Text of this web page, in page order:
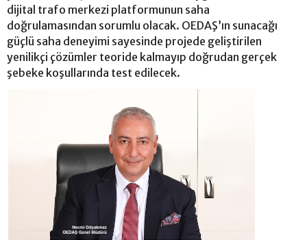
dijital trafo merkezi platformunun saha
doğrulamasından sorumlu olacak. OEDAŞ’ın sunacağı
güçlü saha deneyimi sayesinde projede geliştirilen
yenilikçi çözümler teoride kalmayıp doğrudan gerçek
şebeke koşullarında test edilecek.